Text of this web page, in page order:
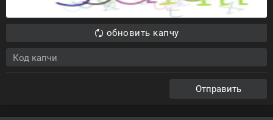
обновить капчу
Отправить